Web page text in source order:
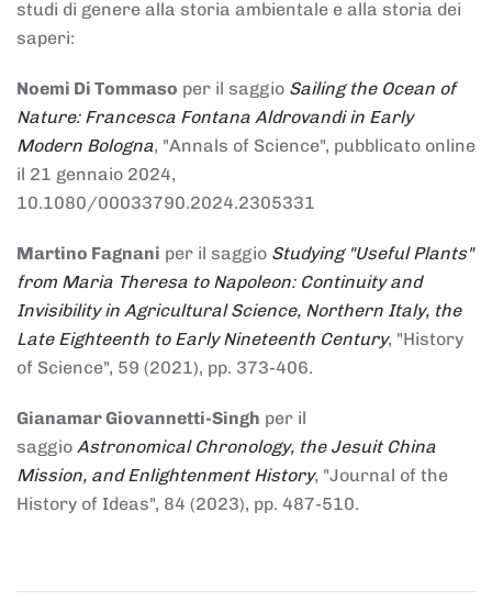
studi di genere alla storia ambientale e alla storia dei
saperi:
Noemi Di Tommaso per il saggio Sailing the Ocean of
Nature: Francesca Fontana Aldrovandi in Early
Modern Bologna, "Annals of Science", pubblicato online
il 21 gennaio 2024,
10.1080/00033790.2024.2305331
Martino Fagnani per il saggio Studying "Useful Plants"
from Maria Theresa to Napoleon: Continuity and
Invisibility in Agricultural Science, Northern Italy, the
Late Eighteenth to Early Nineteenth Century, "History
of Science", 59 (2021), pp. 373-406.
Gianamar Giovannetti-Singh per il
saggio Astronomical Chronology, the Jesuit China
Mission, and Enlightenment History, "Journal of the
History of Ideas", 84 (2023), pp. 487-510.